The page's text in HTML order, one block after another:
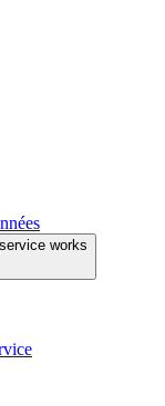
works